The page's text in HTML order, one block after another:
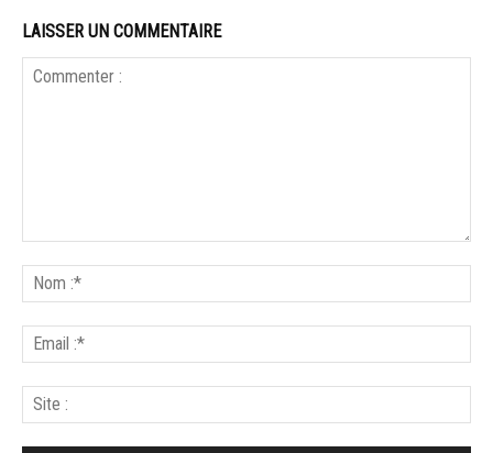
LAISSER UN COMMENTAIRE